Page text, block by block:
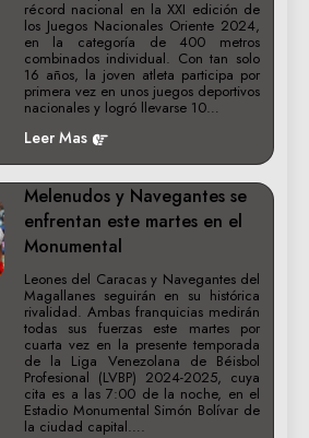
récord nacional en la XXI edición de
los Juegos Nacionales Oriente 2024,
en la categoría de 400 metros
combinados individual. Con tan solo
16 años, la joven atleta participa por
primera vez en unos juegos deportivos
nacionales y logró llevarse 10…
Leer Mas
Melenudos y Navegantes se
enfrentan este martes en el
Monumental
Leones del Caracas y Navegantes del
Magallanes seguirán en su histórica
rivalidad. Ambas franquicias medirán
todas sus fuerzas este martes por
cuarta vez en la presente temporada
de la Liga Venezolana de Béisbol
Profesional (LVBP) 2024-2025, cuya
cita es a las 7:00 de la noche, en el
Estadio Monumental Simón Bolívar de
la ciudad capital….